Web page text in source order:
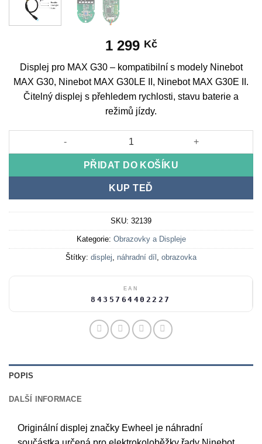
1 299 Kč
Displej pro MAX G30 – kompatibilní s modely Ninebot
MAX G30, Ninebot MAX G30LE II, Ninebot MAX G30E II.
Čitelný displej s přehledem rychlosti, stavu baterie a
režimů jízdy.
PŘIDAT DO KOŠÍKU
KUP TEĎ
SKU: 32139
Kategorie: Obrazovky a Displeje
Štítky: displej, náhradní díl , obrazovka
EAN
8435764402227
POPIS
DALŠÍ INFORMACE
Originální displej značky Ewheel je náhradní